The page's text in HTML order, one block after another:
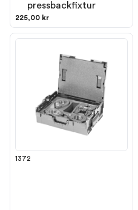
pressbackfixtur
225,00 kr
1372